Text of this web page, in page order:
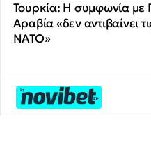
Τουρκία: Η συμφωνία με
Αραβία «δεν αντιβαίνει
ΝΑΤΟ»